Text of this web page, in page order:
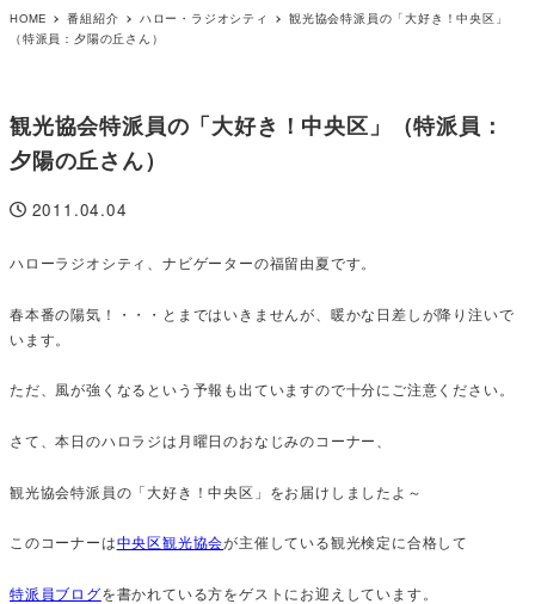
HOME 番組紹介 ハロー・ラジオシティ
観光協会特派員の「大好き！中央区」
（特派員：夕陽の丘さん）
観光協会特派員の「大好き！中央区」（特派員：
夕陽の丘さん）
投稿日
2011.04.04
ハローラジオシティ、ナビゲーターの福留由夏です。
春本番の陽気！・・・とまではいきませんが、暖かな日差しが降り注いで
います。
ただ、風が強くなるという予報も出ていますので十分にご注意ください。
さて、本日のハロラジは月曜日のおなじみのコーナー、
観光協会特派員の「大好き！中央区」をお届けしましたよ～
このコーナーは中央区観光協会が主催している観光検定に合格して
特派員ブログを書かれている方をゲストにお迎えしています。